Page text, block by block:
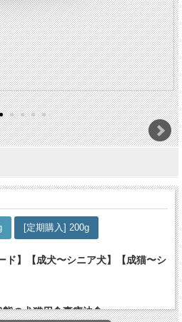
[定期購入] 200g
ド】【成犬〜シニア犬】【成猫〜シ
の犬猫用食事療法食 -